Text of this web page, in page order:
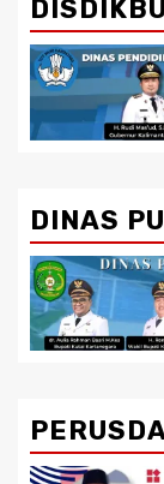
DINAS